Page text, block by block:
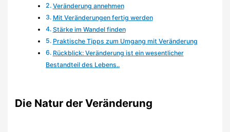
Veränderung annehmen
Mit Veränderungen fertig werden
Stärke im Wandel finden
Praktische Tipps zum Umgang mit Veränderung
Rückblick: Veränderung ist ein wesentlicher
Bestandteil des Lebens..
Die Natur der Veränderung